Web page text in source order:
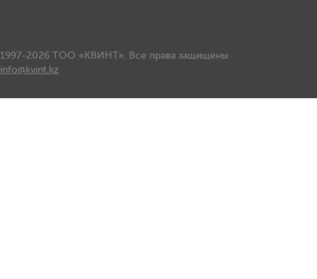
1997-2026 ТОО «КВИНТ». Все права защищены
info@kvint.kz